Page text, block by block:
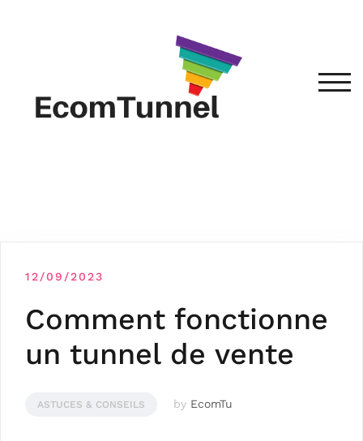
12/09/2023
Comment fonctionne
un tunnel de vente
ASTUCES & CONSEILS by EcomTu